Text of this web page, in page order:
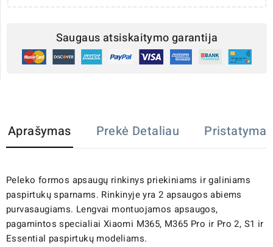
Saugaus atsiskaitymo garantija
Aprašymas Prekė Detaliau Pristatymas
Peleko formos apsaugų rinkinys priekiniams ir galiniams
paspirtukų sparnams. Rinkinyje yra 2 apsaugos abiems
purvasaugiams. Lengvai montuojamos apsaugos,
pagamintos specialiai Xiaomi M365, M365 Pro ir Pro 2, S1 ir
Essential paspirtukų modeliams.